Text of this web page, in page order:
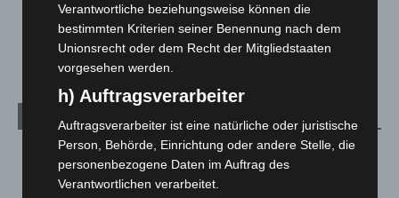
Celle: Mensch stirbt bei Bagger-Unfall auf Baustelle
5. August 2026
Blaulicht
2.799
Corona-News
Verantwortliche beziehungsweise können die
bestimmten Kriterien seiner Benennung nach dem
Unionsrecht oder dem Recht der Mitgliedstaaten
vorgesehen werden.
h) Auftragsverarbeiter
Auftragsverarbeiter ist eine natürliche oder juristische
Person, Behörde, Einrichtung oder andere Stelle, die
personenbezogene Daten im Auftrag des
Verantwortlichen verarbeitet.